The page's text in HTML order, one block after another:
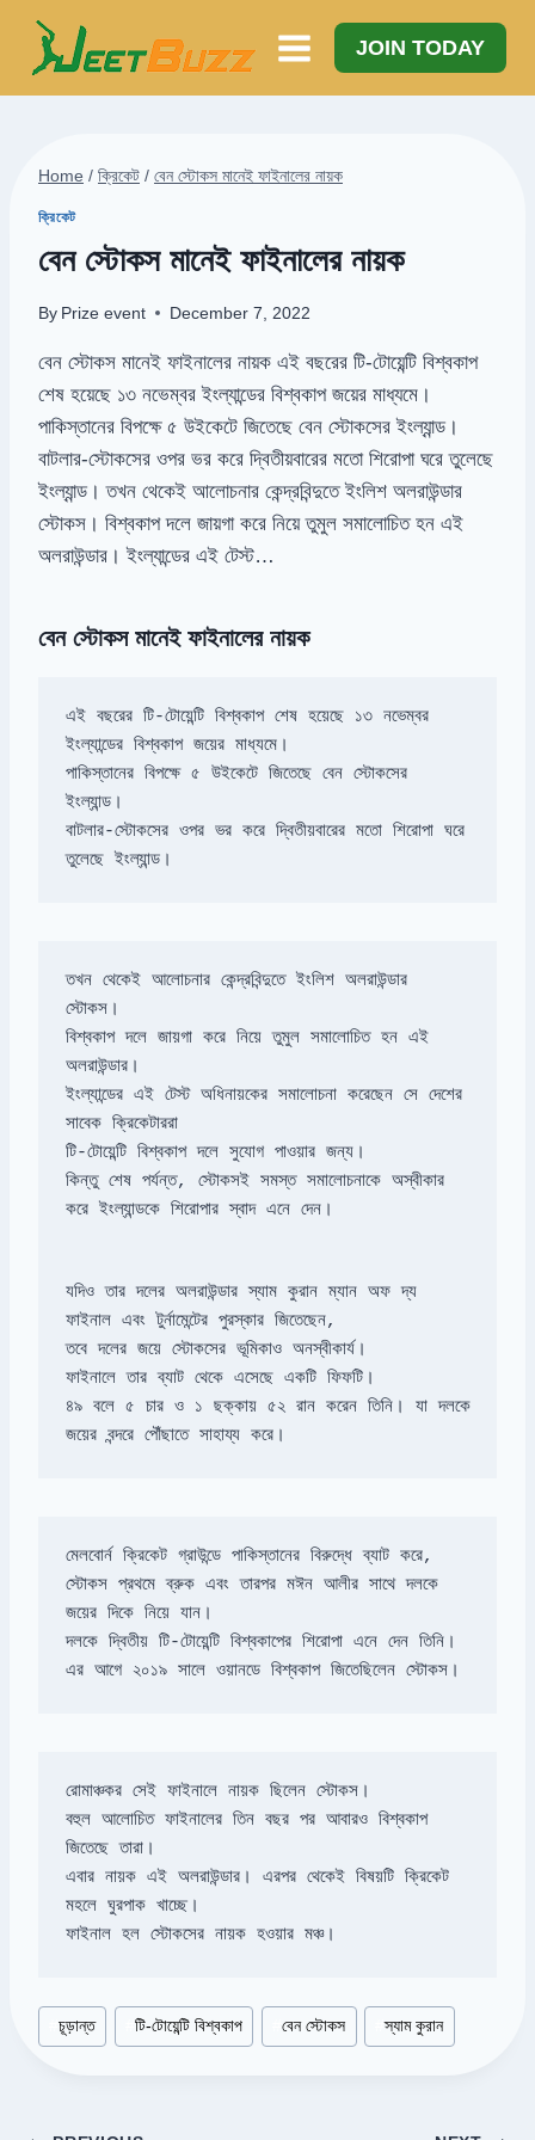
Skip
content
JOIN TODAY
Home / ক্রিকেট / বেন স্টোকস মানেই ফাইনালের নায়ক
ক্রিকেট
বেন স্টোকস মানেই ফাইনালের নায়ক
By Prize event December 7, 2022
বেন স্টোকস মানেই ফাইনালের নায়ক এই বছরের টি-টোয়েন্টি বিশ্বকাপ
শেষ হয়েছে ১৩ নভেম্বর ইংল্যান্ডের বিশ্বকাপ জয়ের মাধ্যমে।
পাকিস্তানের বিপক্ষে ৫ উইকেটে জিতেছে বেন স্টোকসের ইংল্যান্ড।
বাটলার-স্টোকসের ওপর ভর করে দ্বিতীয়বারের মতো শিরোপা ঘরে তুলেছে
ইংল্যান্ড। তখন থেকেই আলোচনার কেন্দ্রবিন্দুতে ইংলিশ অলরাউন্ডার
স্টোকস। বিশ্বকাপ দলে জায়গা করে নিয়ে তুমুল সমালোচিত হন এই
অলরাউন্ডার। ইংল্যান্ডের এই টেস্ট…
বেন স্টোকস মানেই ফাইনালের নায়ক
এই বছরের টি-টোয়েন্টি বিশ্বকাপ শেষ হয়েছে ১৩ নভেম্বর
পাকিস্তানের বিপক্ষে ৫ উইকেটে জিতেছে বেন স্টোকসের
ইংল্যান্ড।
বাটলার-স্টোকসের ওপর ভর করে দ্বিতীয়বারের মতো শিরোপা ঘরে
তুলেছে ইংল্যান্ড।
তখন থেকেই আলোচনার কেন্দ্রবিন্দুতে ইংলিশ অলরাউন্ডার
বিশ্বকাপ দলে জায়গা করে নিয়ে তুমুল সমালোচিত হন এই
ইংল্যান্ডের এই টেস্ট অধিনায়কের সমালোচনা করেছেন সে দেশের
সাবেক ক্রিকেটাররা
টি-টোয়েন্টি বিশ্বকাপ দলে সুযোগ পাওয়ার জন্য।
কিন্তু শেষ পর্যন্ত, স্টোকসই সমস্ত সমালোচনাকে অস্বীকার
করে ইংল্যান্ডকে শিরোপার স্বাদ এনে দেন।
যদিও তার দলের অলরাউন্ডার স্যাম কুরান ম্যান অফ দ্য
ফাইনাল এবং টুর্নামেন্টের পুরস্কার জিতেছেন,
ফাইনালে তার ব্যাট থেকে এসেছে একটি ফিফটি।
৪৯ বলে ৫ চার ও ১ ছক্কায় ৫২ রান করেন তিনি। যা দলকে
জয়ের বন্দরে পৌঁছাতে সাহায্য করে।
মেলবোর্ন ক্রিকেট গ্রাউন্ডে পাকিস্তানের বিরুদ্ধে ব্যাট করে,
স্টোকস প্রথমে ব্রুক এবং তারপর মঈন আলীর সাথে দলকে
দলকে দ্বিতীয় টি-টোয়েন্টি বিশ্বকাপের শিরোপা এনে দেন তিনি।
এর আগে ২০১৯ সালে ওয়ানডে বিশ্বকাপ জিতেছিলেন স্টোকস।
রোমাঞ্চকর সেই ফাইনালে নায়ক ছিলেন স্টোকস।
বহুল আলোচিত ফাইনালের তিন বছর পর আবারও বিশ্বকাপ
এবার নায়ক এই অলরাউন্ডার। এরপর থেকেই বিষয়টি ক্রিকেট
মহলে ঘুরপাক খাচ্ছে।
ফাইনাল হল স্টোকসের নায়ক হওয়ার মঞ্চ।
Post
Tags:
#চূড়ান্ত #টি-টোয়েন্টি বিশ্বকাপ #বেন স্টোকস #স্যাম কুরান